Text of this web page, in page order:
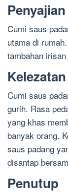
Penyajian
Cumi saus
utama di
tambahan
Cumi saus
gurih. Rasa
yang khas
banyak orang.
saus padang
disantap
Penutup